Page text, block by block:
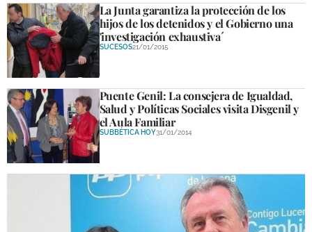
La Junta garantiza la protección de los
hijos de los detenidos y el Gobierno una
'investigación exhaustiva´
SUCESOS21/01/2015
Puente Genil: La consejera de Igualdad,
Salud y Políticas Sociales visita Disgenil y
el Aula Familiar
SUBBÉTICA HOY31/01/2014